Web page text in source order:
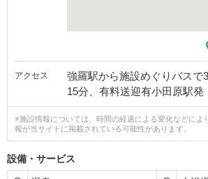
アクセス
強羅駅から施設めぐりバスで
15分、有料送迎有小田原駅発
※施設情報については、時間の経過による変化などによ
報が当サイトに掲載されている可能性があります。
設備・サービス